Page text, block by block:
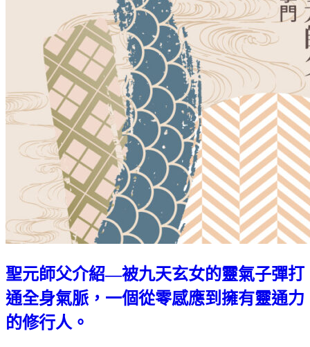
聖元師父介紹—被九天玄女的靈氣子彈打
通全身氣脈，一個從零感應到擁有靈通力
的修行人。